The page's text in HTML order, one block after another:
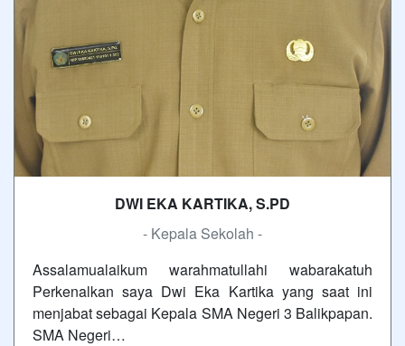
DWI EKA KARTIKA, S.PD
- Kepala Sekolah -
Assalamualaikum warahmatullahi wabarakatuh
Perkenalkan saya Dwi Eka Kartika yang saat ini
menjabat sebagai Kepala SMA Negeri 3 Balikpapan.
SMA Negeri…